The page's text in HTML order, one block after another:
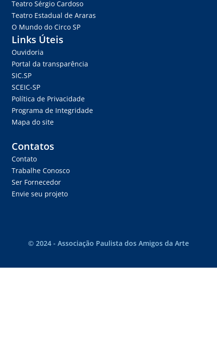
Teatro Sérgio Cardoso
Teatro Estadual de Araras
O Mundo do Circo SP
Links Úteis
Ouvidoria
Portal da transparência
SIC.SP
SCEIC-SP
Política de Privacidade
Programa de Integridade
Mapa do site
Contatos
Contato
Trabalhe Conosco
Ser Fornecedor
Envie seu projeto
© 2024 - Associação Paulista dos Amigos da Arte